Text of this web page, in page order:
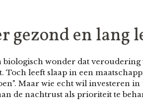
gezond en lang
biologisch wonder dat veroudering
Toch leeft slaap in een
Maar wie echt wil investeren in
de nachtrust als prioriteit te